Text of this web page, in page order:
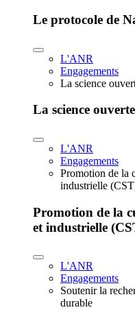
Le protocole de
L'ANR
Engagements
La science
La science ouverte
L'ANR
Engagements
Promotion de la
industrielle
Promotion de la
et industrielle
L'ANR
Engagements
Soutenir la
durable